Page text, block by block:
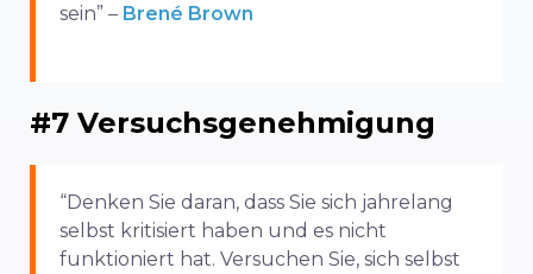
sein” – Brené Brown
#7 Versuchsgenehmigung
“Denken Sie daran, dass Sie sich jahrelang
selbst kritisiert haben und es nicht
funktioniert hat. Versuchen Sie, sich selbst